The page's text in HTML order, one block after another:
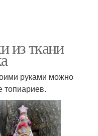
из ткани
руками можно
топиариев.